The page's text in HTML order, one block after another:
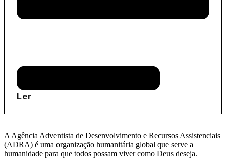
Ler
A Agência Adventista de Desenvolvimento e Recursos Assistenciais
(ADRA) é uma organização humanitária global que serve a
humanidade para que todos possam viver como Deus deseja.